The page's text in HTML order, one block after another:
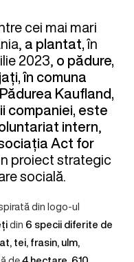
cei mai mari
a plantat,în
2023, o pădure,
în comuna
Pădurea Kaufland,
companiei, este
intern,
Act for
proiect strategic
socială.
din logo-ul
din 6 specii diferite de
tei, frasin, ulm,